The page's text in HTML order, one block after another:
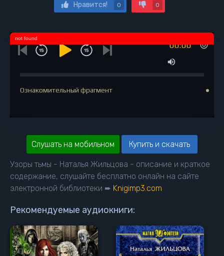
Нравится! 0 0
00:00
Ознакомительный фрагмент
not found
Слушать на мобильном Купить и скачать
Узоры тьмы - Наталья Жильцова - описание и краткое
содержание, слушайте бесплатно онлайн на сайте
электронной библиотеки ➨ Knigimp3.com
Рекомендуемые аудиокниги: